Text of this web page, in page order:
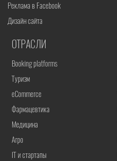
Реклама в Facebook
Дизайн сайта
ОТРАСЛИ
Booking platforms
Туризм
eCommerce
Фармацевтика
Медицина
Агро
IT и стартапы